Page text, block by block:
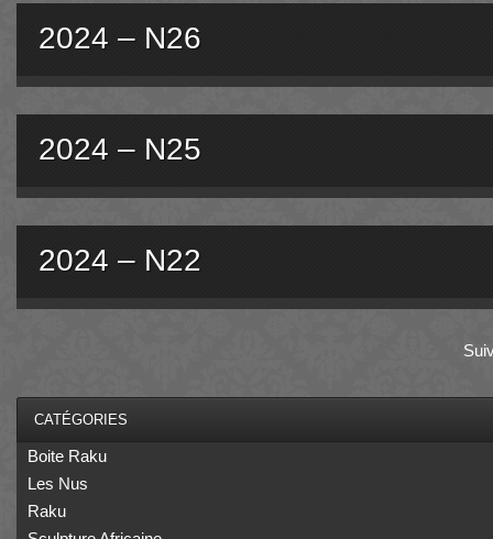
2024 – N26
2024 – N25
2024 – N22
CATÉGORIES
Boite Raku
Les Nus
Raku